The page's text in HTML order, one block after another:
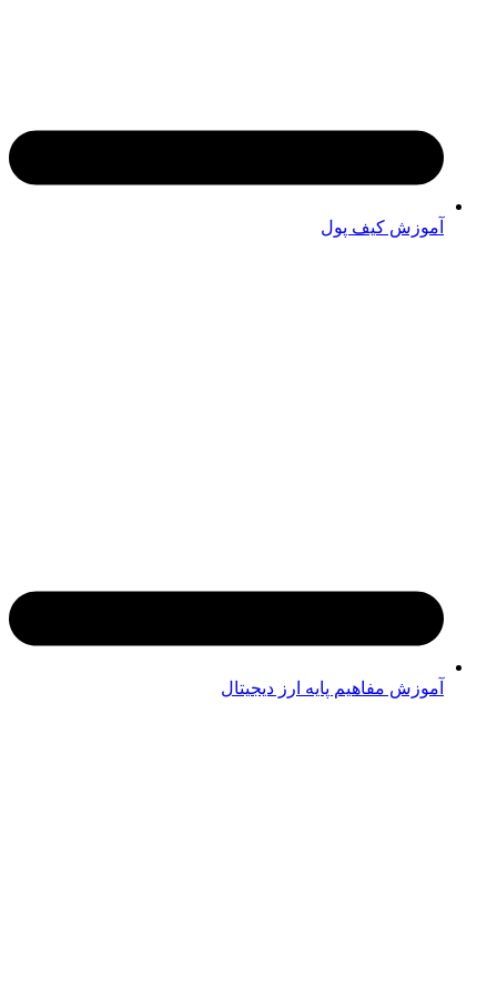
آموزش کیف پول
آموزش مفاهیم پایه ارز دیجیتال